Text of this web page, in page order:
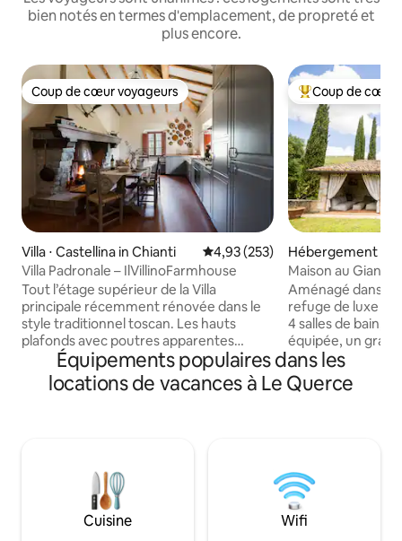
bien notés en termes d'emplacement, de propreté et
plus encore.
Coup de cœur voyageurs
Coup de cœur voyageurs
Villa ⋅ Castellina in Chianti Évaluation moyenne sur la
4,93 (253)
Villa Padronale – IlVillinoFarmhouse
Tout l’étage supérieur de la Villa
principale récemment rénovée dans le
style traditionnel toscan. Les hauts
plafonds avec poutres apparentes
rendent l’endroit confortable et parfait
pour les familles ou les groupes d’amis.
Dans la maison, il y a deux grandes
avec des canapés, d’un barbecue, d’un
foyer, d’un parking privé. La piscine
entre les oliviers et les vignes est idéale
pour la détente et dispose d’un accès
Coups de cœur
Coup de cœur
Hébergement ⋅
Maison au Gianni
Aménagé dans
refuge de luxe
4 salles de bain,
équipée, un
privatif avec
avec canapés,
extérieur et une
promet des
étoiles, entre
dîners en plein
inoubliable vous
Équipements populaires dans les
locations de vacances à Le Querce
Cuisine Wifi